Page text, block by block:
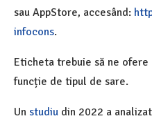
sau AppStore, accesând:
infocons.
Eticheta trebuie să ne
funcție de tipul de sare.
Un studiu din 2022 a